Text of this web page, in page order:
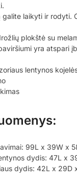
laikyti ir rodyti.
plokštė su
yra atspari
lentynos
99L x 39W x
dydis: 47L x
dydis: 42L x 29D